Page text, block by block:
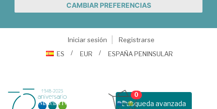
CAMBIAR PREFERENCIAS
Iniciar sesión
Registrarse
ES
EUR ESPAÑA PENINSULAR
Busqueda avanzada
0